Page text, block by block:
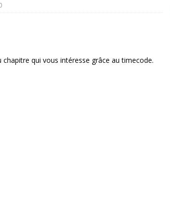
qui vous intéresse grâce au timecode.